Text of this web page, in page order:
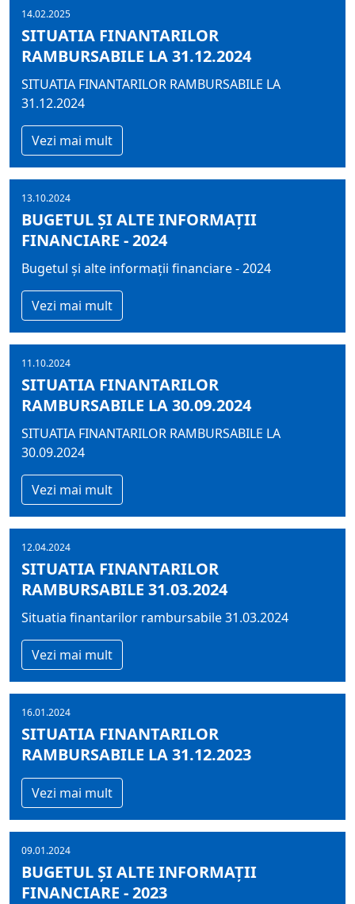
14.02.2025
SITUATIA FINANTARILOR
RAMBURSABILE LA 31.12.2024
SITUATIA FINANTARILOR RAMBURSABILE LA
31.12.2024
Vezi mai mult
13.10.2024
BUGETUL ŞI ALTE INFORMAȚII
FINANCIARE - 2024
Bugetul şi alte informații financiare - 2024
Vezi mai mult
11.10.2024
SITUATIA FINANTARILOR
RAMBURSABILE LA 30.09.2024
SITUATIA FINANTARILOR RAMBURSABILE LA
30.09.2024
Vezi mai mult
12.04.2024
SITUATIA FINANTARILOR
RAMBURSABILE 31.03.2024
Situatia finantarilor rambursabile 31.03.2024
Vezi mai mult
16.01.2024
SITUATIA FINANTARILOR
RAMBURSABILE LA 31.12.2023
Vezi mai mult
09.01.2024
BUGETUL ŞI ALTE INFORMAȚII
FINANCIARE - 2023